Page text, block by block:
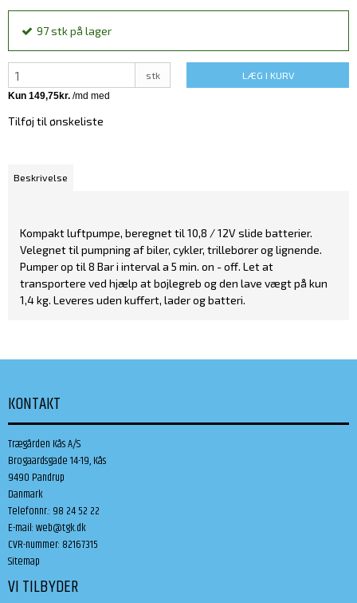
97stkpå lager
stk LÆG I KURV
Tilføj til ønskeliste
Beskrivelse
Kompakt luftpumpe, beregnet til 10,8 / 12V slide batterier.
Velegnet til pumpning af biler, cykler, trillebører og lignende.
Pumper op til 8 Bar i interval a 5 min. on - off. Let at
transportere ved hjælp at bøjlegreb og den lave vægt på kun
1,4 kg. Leveres uden kuffert, lader og batteri.
KONTAKT
Trægården Kås A/S
Brogaardsgade 14-19, Kås
9490 Pandrup
Danmark
Telefonnr.: 98 24 52 22
E-mail:web@tgk.dk
CVR-nummer: 82167315
Sitemap
VI TILBYDER